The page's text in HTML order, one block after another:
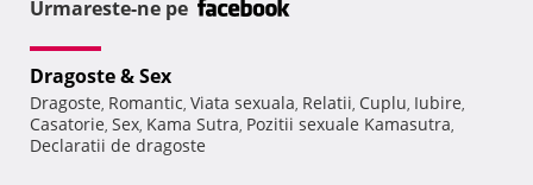
Urmareste-ne pe
Dragoste & Sex
Dragoste, Romantic, Viata sexuala, Relatii, Cuplu, Iubire,
Casatorie, Sex, Kama Sutra, Pozitii sexuale Kamasutra,
Declaratii de dragoste